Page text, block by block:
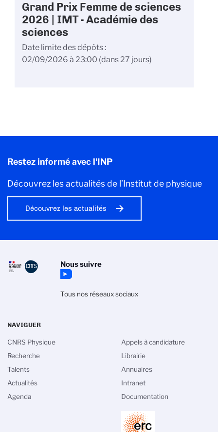
Grand Prix Femme de sciences
2026 | IMT - Académie des
sciences
Date limite des dépôts
02/09/2026 à 23:00 (dans 27 jours)
Restez informé avec l'INP
Découvrez les actualités de l’Institut de physique
Découvrez les actualités
Nous suivre
Tous nos réseaux sociaux
NAVIGUER
CNRS Physique
Recherche
Talents
Actualités
Agenda
Appels à candidature
Librairie
Annuaires
Intranet
Documentation
cookies
gestion des cookies du CNRS est élaborée en
sur les cookies qu’il utilise et le contrôle
à son fonctionnement et son